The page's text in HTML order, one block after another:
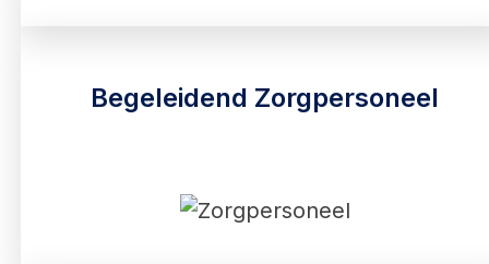
Begeleidend Zorgpersoneel